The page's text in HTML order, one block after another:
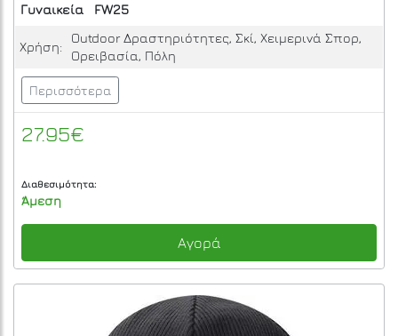
Γυναικεία
FW25
Χρήση:
Outdoor Δραστηριότητες, Σκί, Χειμερινά Σπορ,
Ορειβασία, Πόλη
Περισσότερα
27.95€
Διαθεσιμότητα:
Άμεση
Αγορά